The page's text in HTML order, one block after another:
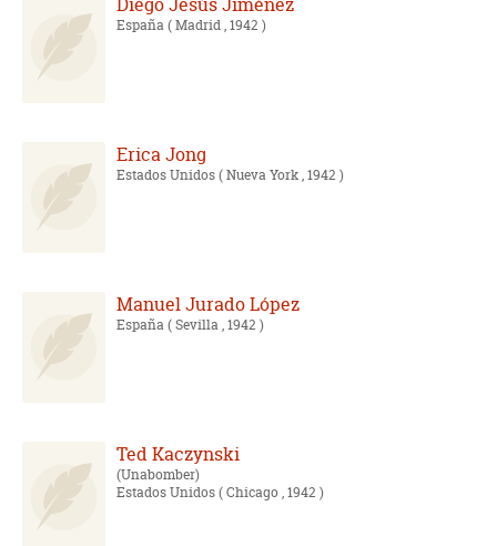
España( Madrid , 1942 )
Erica Jong
Estados Unidos( Nueva York , 1942 )
Manuel Jurado López
España( Sevilla , 1942 )
Ted Kaczynski
Unabomber
Estados Unidos( Chicago , 1942 )